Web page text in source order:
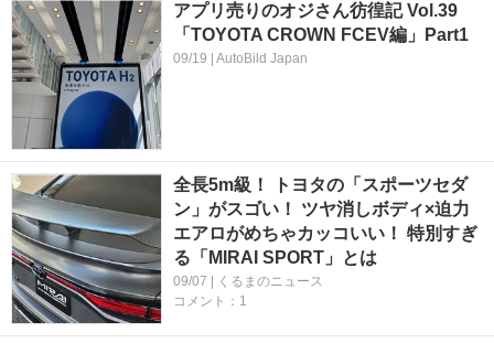
アプリ売りのオジさん彷徨記 Vol.39
「TOYOTA CROWN FCEV編」Part1
09/19 | AutoBild Japan
全長5m級！ トヨタの「スポーツセダ
ン」がスゴい！ ツヤ消しボディ×迫力
エアロがめちゃカッコいい！ 特別すぎ
る「MIRAI SPORT」とは
09/07 | くるまのニュース
コメント：1